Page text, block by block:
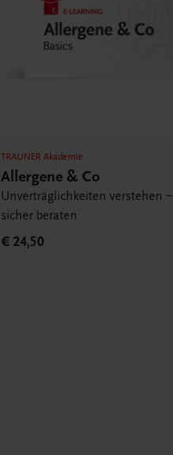
TRAUNER Akademie
Allergene & Co
Unverträglichkeiten verstehen
sicher beraten
€ 24,50